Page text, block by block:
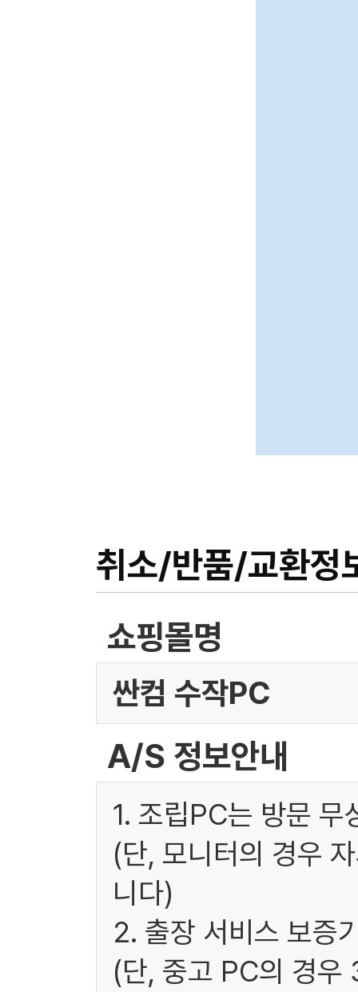
취소/반품/교환정
쇼핑몰명
싼컴 수작PC
A/S 정보안내
1. 조립PC는 방문
(단, 모니터의 경우
니다)
2. 출장 서비스 보증
(단, 중고 PC의 경우